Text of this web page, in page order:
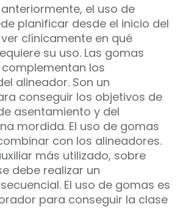
el uso de
planificar desde el inicio del
clínicamente en qué
su uso. Las gomas
los
alineador. Son un
conseguir los objetivos de
asentamiento y del
mordida. El uso de gomas
con los alineadores.
más utilizado, sobre
debe realizar un
El uso de gomas es
para conseguir la clase